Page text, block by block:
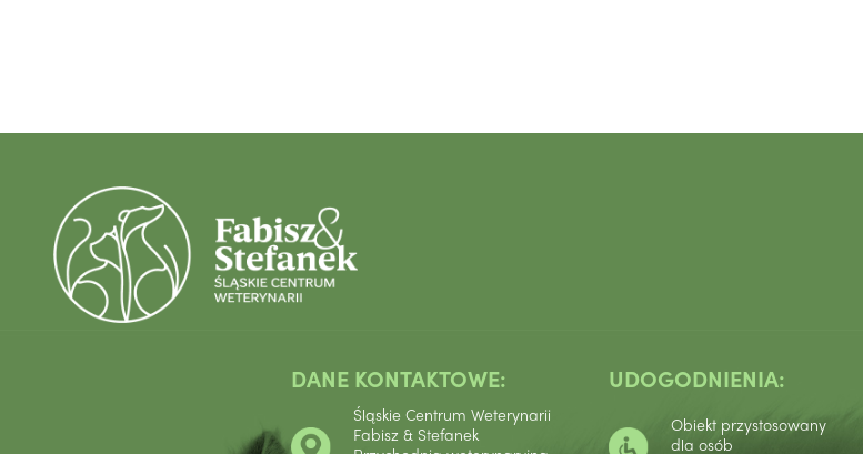
DANE KONTAKTOWE:
Śląskie Centrum Weterynarii
Fabisz & Stefanek
UDOGODNIENIA:
Obiekt przystosowany
dla osób